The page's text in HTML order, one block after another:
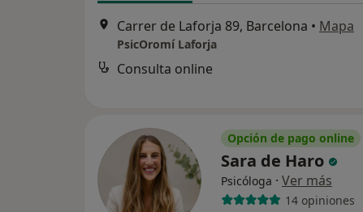
Carrer de Laforja 89, Barcelona • Mapa
PsicOromí Laforja
Consulta online
Opción de pago online
Sara de Haro
Psicóloga · Ver más
14 opiniones